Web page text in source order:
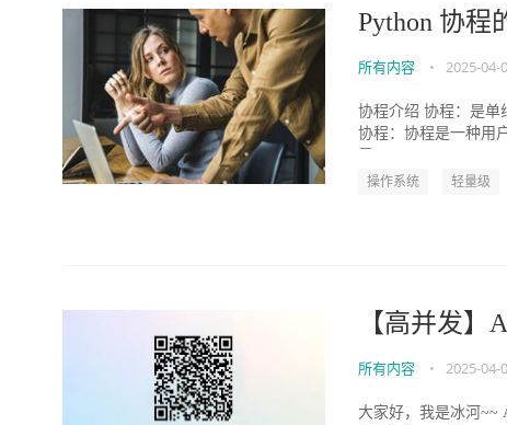
Python 协程
所有内容 • 2025-04-
协程介绍 协程：是单
协程：协程是一种用
操作系统 轻量级
【高并发】
所有内容 • 2025-04-
大家好，我是冰河~~